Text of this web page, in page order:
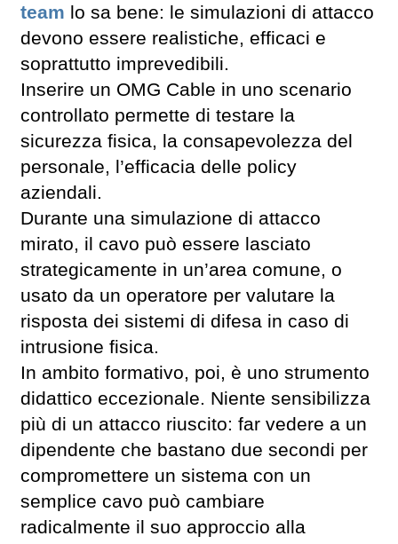
team lo sa bene: le simulazioni di attacco
devono essere realistiche, efficaci e
soprattutto imprevedibili.
Inserire un OMG Cable in uno scenario
controllato permette di testare la
sicurezza fisica, la consapevolezza del
personale, l’efficacia delle policy
aziendali.
Durante una simulazione di attacco
mirato, il cavo può essere lasciato
strategicamente in un’area comune, o
usato da un operatore per valutare la
risposta dei sistemi di difesa in caso di
intrusione fisica.
In ambito formativo, poi, è uno strumento
didattico eccezionale. Niente sensibilizza
più di un attacco riuscito: far vedere a un
dipendente che bastano due secondi per
compromettere un sistema con un
semplice cavo può cambiare
radicalmente il suo approccio alla